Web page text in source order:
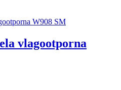
vlagootporna